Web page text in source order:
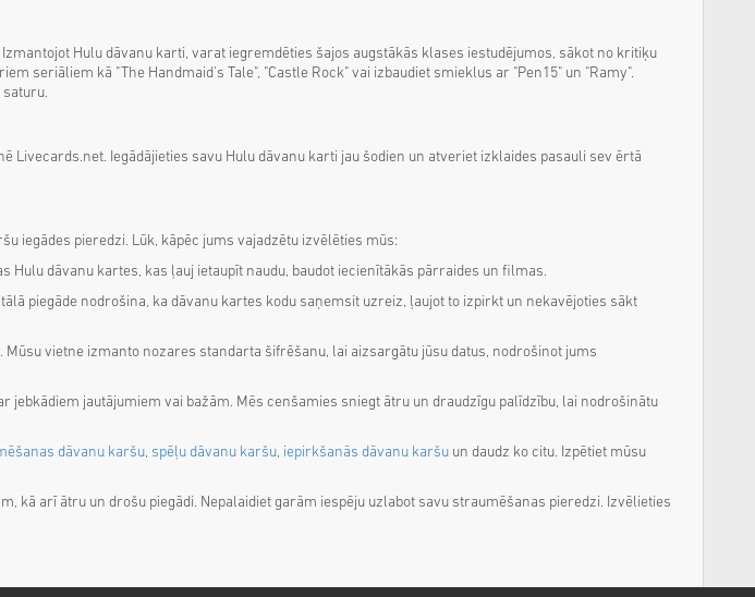
Hulu dāvanu karti, varat iegremdēties šajos augstākās klases iestudējumos, sākot no kritiķu
seriāliem kā "The Handmaid's Tale", "Castle Rock" vai izbaudiet smieklus ar "Pen15" un "Ramy".
Livecards.net. Iegādājieties savu Hulu dāvanu karti jau šodien un atveriet izklaides pasauli sev ērtā
iegādes pieredzi. Lūk, kāpēc jums vajadzētu izvēlēties mūs:
Hulu dāvanu kartes, kas ļauj ietaupīt naudu, baudot iecienītākās pārraides un filmas.
piegāde nodrošina, ka dāvanu kartes kodu saņemsit uzreiz, ļaujot to izpirkt un nekavējoties sākt
vietne izmanto nozares standarta šifrēšanu, lai aizsargātu jūsu datus, nodrošinot jums
jautājumiem vai bažām. Mēs cenšamies sniegt ātru un draudzīgu palīdzību, lai nodrošinātu
dāvanu karšu, spēļu dāvanu karšu, iepirkšanās dāvanu karšu un daudz ko citu. Izpētiet mūsu
kā arī ātru un drošu piegādi. Nepalaidiet garām iespēju uzlabot savu straumēšanas pieredzi. Izvēlieties